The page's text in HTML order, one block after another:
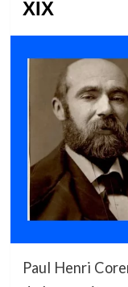
XIX
Paul Henri